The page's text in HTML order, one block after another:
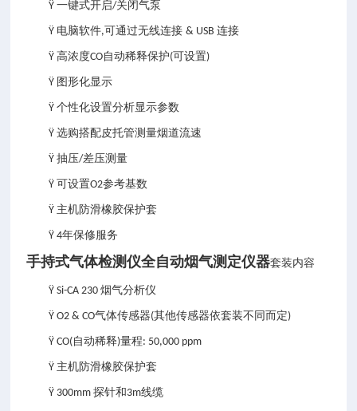
Ÿ一键式开启/关闭气泵
Ÿ 电脑软件,可通过无线连接& USB连接
Ÿ 高浓度CO自动稀释保护(可设置)
Ÿ 图形化显示
Ÿ个性化设置分析显示参数
Ÿ选购搭配皮托管测量烟道流速
Ÿ抽压/差压测量
Ÿ 可设置O2参考基数
Ÿ主机防滑橡胶保护套
Ÿ 4年保修服务
手持式气体检测仪全自动烟气测定仪器套装内容
Ÿ Si-CA 230烟气分析仪
Ÿ O2 & CO气体传感器(其他传感器依套装不同而定)
Ÿ CO(自动稀释)量程: 50,000 ppm
Ÿ主机防滑橡胶保护套
Ÿ 300mm探针和 3m线缆